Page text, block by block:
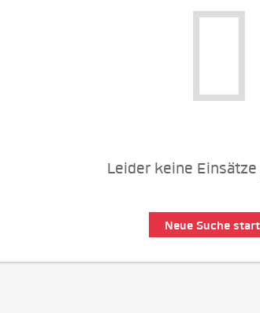
Leider keine
Neue Suche